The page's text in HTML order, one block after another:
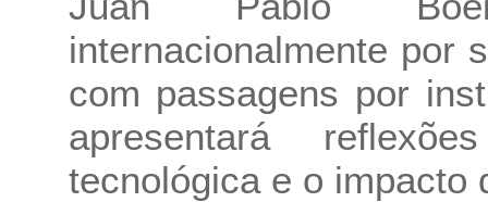
internacionalmente por
com passagens por
apresentará
tecnológica e o impacto